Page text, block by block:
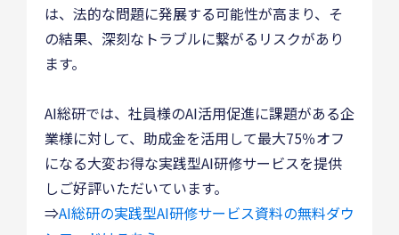
は、法的な問題に発展する可能性が高まり、そ
の結果、深刻なトラブルに繋がるリスクがあり
ます。
AI総研では、社員様のAI活用促進に課題がある企
業様に対して、助成金を活用して最大75％オフ
になる大変お得な実践型AI研修サービスを提供
しご好評いただいています。
⇒AI総研の実践型AI研修サービス資料の無料ダウ